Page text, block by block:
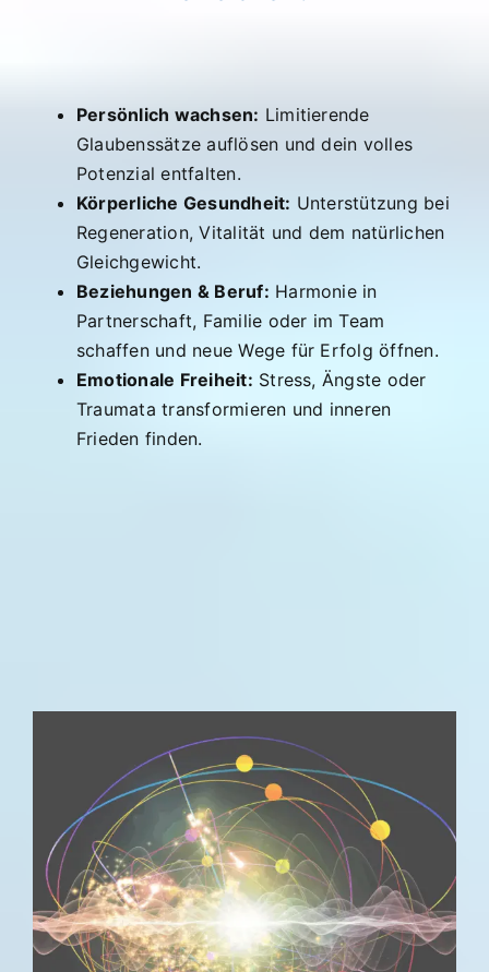
Persönlich wachsen: Limitierende
Glaubenssätze auflösen und dein volles
Potenzial entfalten.
Körperliche Gesundheit: Unterstützung bei
Regeneration, Vitalität und dem natürlichen
Gleichgewicht.
Beziehungen & Beruf: Harmonie in
Partnerschaft, Familie oder im Team
schaffen und neue Wege für Erfolg öffnen.
Emotionale Freiheit: Stress, Ängste oder
Traumata transformieren und inneren
Frieden finden.